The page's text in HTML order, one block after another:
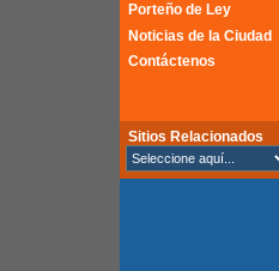
Porteño de Ley
Noticias de la Ciudad
Contáctenos
Sitios Relacionados